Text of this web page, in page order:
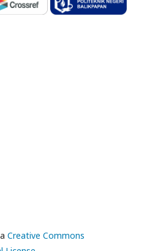
Creative Commons